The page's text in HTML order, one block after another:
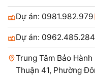
Dự án: 0981.982.979
Dự án: 0962.485.284
Trung Tâm Bảo
Thuận 41, Phường